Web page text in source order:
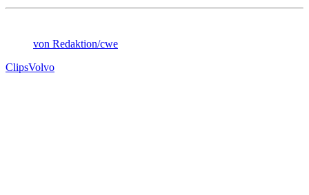
von Redaktion/cwe
ClipsVolvo